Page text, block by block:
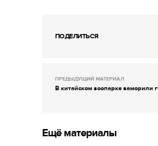
ПОДЕЛИТЬСЯ
ПРЕДЫДУЩИЙ МАТЕРИАЛ
В китайском зоопарке заморили
Ещё материалы